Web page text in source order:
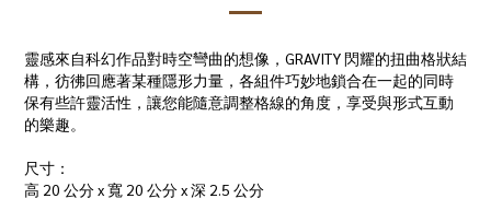
靈感來自科幻作品對時空彎曲的想像，GRAVITY 閃耀的扭曲格狀結
構，彷彿回應著某種隱形力量，各組件巧妙地鎖合在一起的同時
保有些許靈活性，讓您能隨意調整格線的角度，享受與形式互動
的樂趣。
尺寸：
高 20 公分 x 寬 20 公分 x 深 2.5 公分